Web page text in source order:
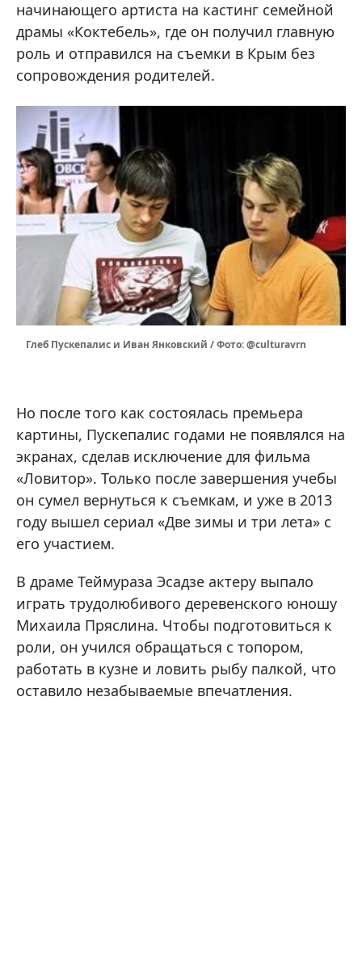
начинающего артиста на кастинг семейной
драмы «Коктебель», где он получил главную
роль и отправился на съемки в Крым без
сопровождения родителей.
Глеб Пускепалис и Иван Янковский / Фото: @culturavrn
Но после того как состоялась премьера
картины, Пускепалис годами не появлялся на
экранах, сделав исключение для фильма
«Ловитор». Только после завершения учебы
он сумел вернуться к съемкам, и уже в 2013
году вышел сериал «Две зимы и три лета» с
его участием.
В драме Теймураза Эсадзе актеру выпало
играть трудолюбивого деревенского юношу
Михаила Пряслина. Чтобы подготовиться к
роли, он учился обращаться с топором,
работать в кузне и ловить рыбу палкой, что
оставило незабываемые впечатления.